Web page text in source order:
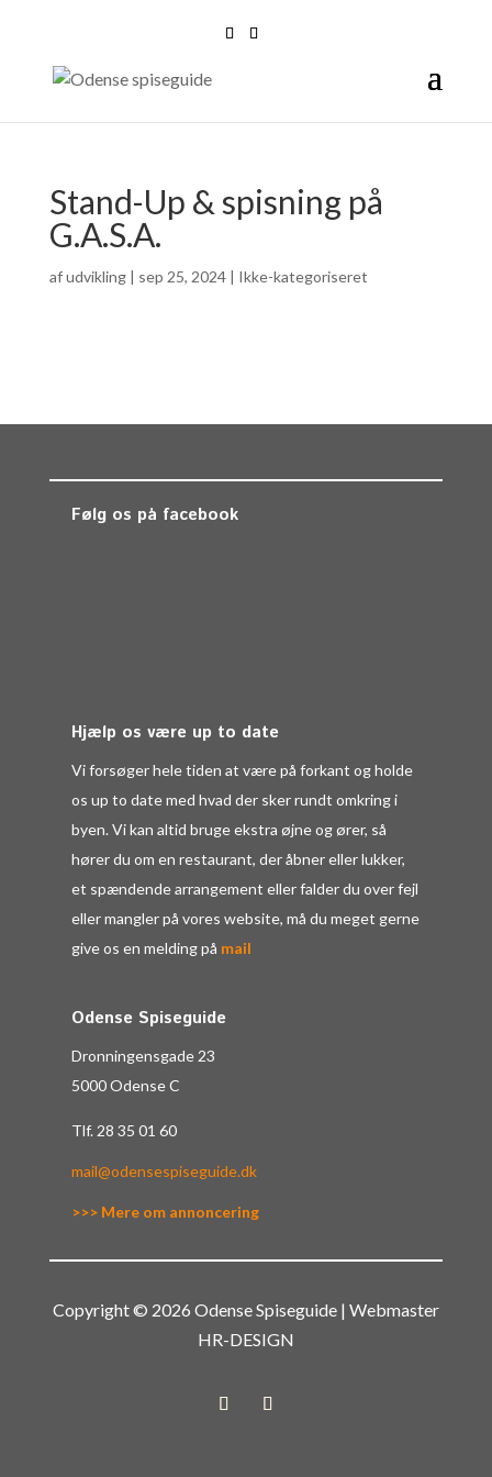
Stand-Up & spisning på
G.A.S.A.
afudvikling| sep 25, 2024| Ikke-kategoriseret
Følg os på facebook
Hjælp os være up to date
Vi forsøger hele tiden at være på forkant og holde
os up to date med hvad der sker rundt omkring i
byen. Vi kan altid bruge ekstra øjne og ører, så
hører du om en restaurant, der åbner eller lukker,
et spændende arrangement eller falder du over fejl
eller mangler på vores website, må du meget gerne
give os en melding på mail
Odense Spiseguide
Dronningensgade 23
5000 Odense C
Tlf. 28 35 01 60
mail@odensespiseguide.dk
>>> Mere om annoncering
Copyright © 2026 Odense Spiseguide | Webmaster
HR-DESIGN